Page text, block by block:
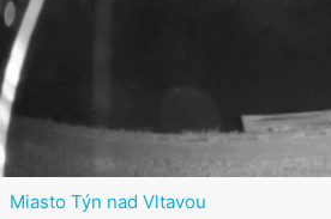
Miasto Týn nad Vltavou